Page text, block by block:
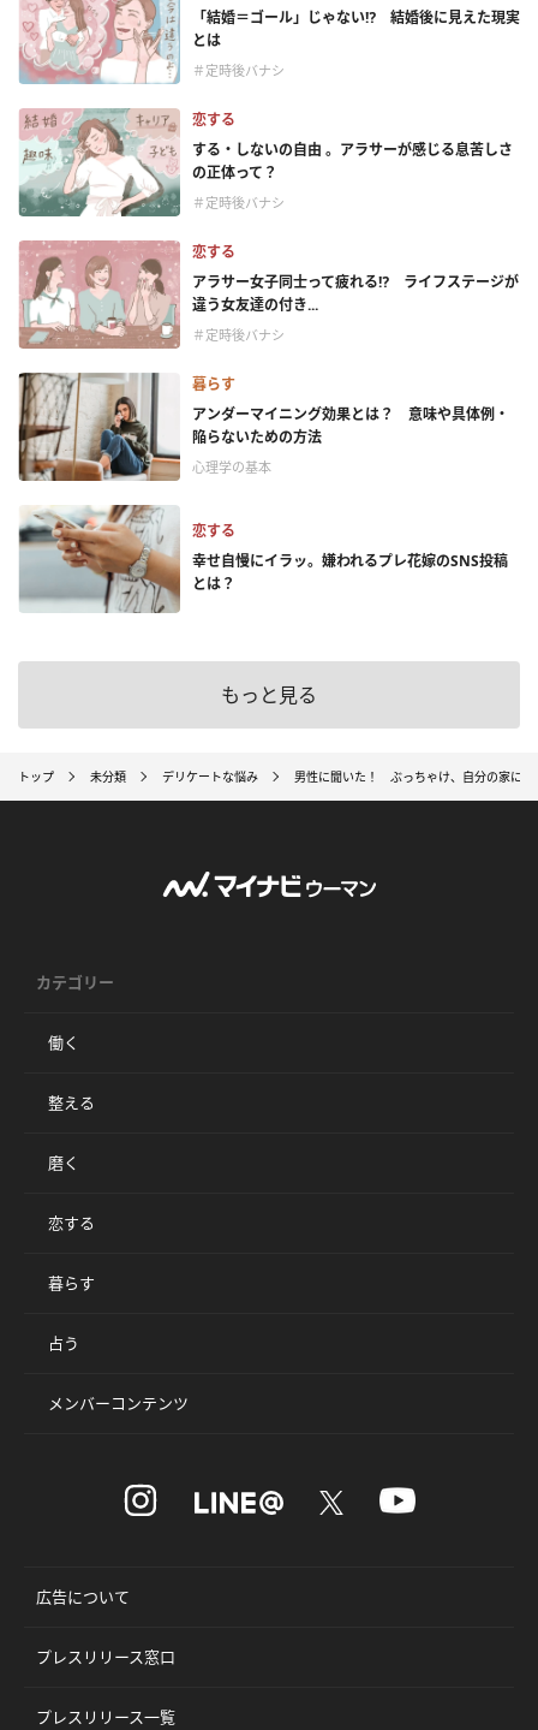
「結婚＝ゴール」じゃない⁉ 結婚後に見えた現実
とは
＃定時後バナシ
恋する
する・しないの自由 。アラサーが感じる息苦しさ
の正体って？
＃定時後バナシ
恋する
アラサー女子同士って疲れる⁉ ライフステージが
違う女友達の付き...
＃定時後バナシ
暮らす
アンダーマイニング効果とは？ 意味や具体例・
陥らないための方法
心理学の基本
恋する
幸せ自慢にイラッ。嫌われるプレ花嫁のSNS投稿
とは？
もっと見る
トップ 未分類 デリケートな悩み 男性に聞いた！ ぶっちゃけ、自分の家に
カテゴリー
働く
整える
磨く
恋する
暮らす
占う
メンバーコンテンツ
広告について
プレスリリース窓口
プレスリリース一覧